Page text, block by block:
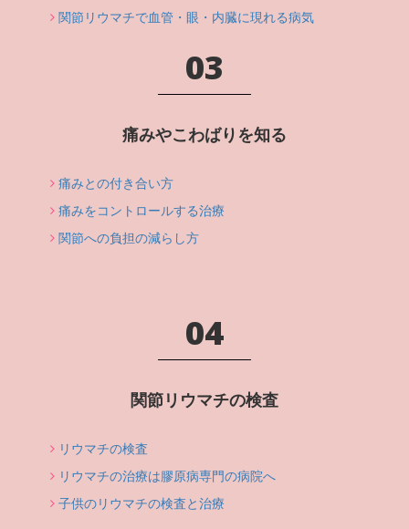
関節リウマチで血管・眼・内臓に現れる病気
03
痛みやこわばりを知る
痛みとの付き合い方
痛みをコントロールする治療
関節への負担の減らし方
04
関節リウマチの検査
リウマチの検査
リウマチの治療は膠原病専門の病院へ
子供のリウマチの検査と治療